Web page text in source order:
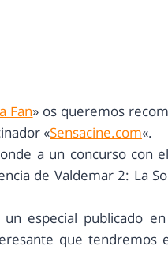
Fan» os queremos
«Sensacine.com«.
a un concurso con
de Valdemar 2: La
especial publicado
que